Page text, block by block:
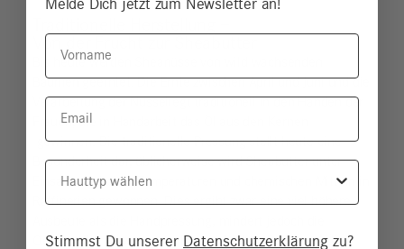
Bis heute werden Sheanüsse von wild wachsenden
Bäumen geerntet. Die Ernte zwischen April und Juni und die
Verarbeitung der Nüsseliegt traditionell in den Händen der
Frauen, die in Handarbeit das Öl aus den Kernen
gewinnen. Die traditionelle Pressung stellt heute eine
Besonderheit dar, üblicherweise wird Sheabutter unter
Einsatz von hohen Temperaturen und chemischen Mitteln in
Raffinerien gewonnen. Dies ergibt zwar eine viel höhere
Qualität der gewonnenen Butter. Auch in Bezug auf die
Melde Dich jetzt zum Newsletter an!
Vorname
Email
Hauttyp
Stimmst Du unserer Datenschutzerklärung zu?